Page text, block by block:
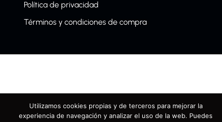
Política de privacidad
Términos y condiciones de compra
Utilizamos cookies propias y de terceros para mejorar la
experiencia de navegación y analizar el uso de la web. Puedes